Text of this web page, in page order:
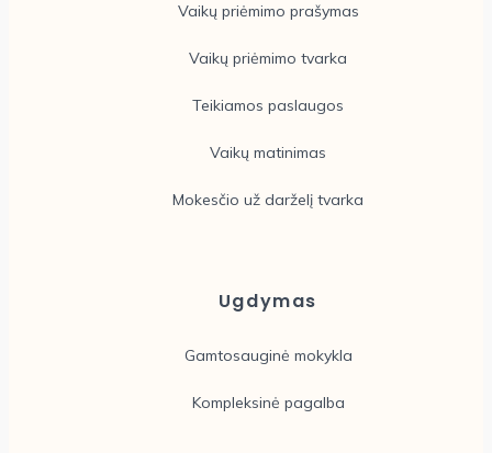
Vaikų priėmimo prašymas
Vaikų priėmimo tvarka
Teikiamos paslaugos
Vaikų matinimas
Mokesčio už darželį tvarka
Ugdymas
Gamtosauginė mokykla
Kompleksinė pagalba